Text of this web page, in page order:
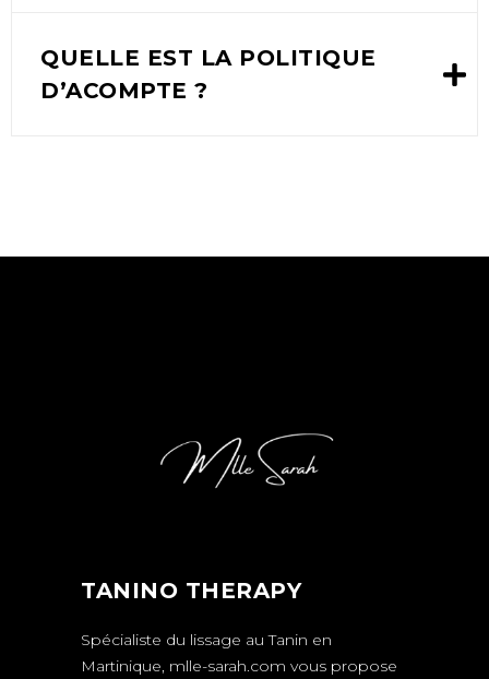
QUELLE EST LA POLITIQUE
D’ACOMPTE ?
TANINO THERAPY
Spécialiste du lissage au Tanin en
Martinique, mlle-sarah.com vous propose